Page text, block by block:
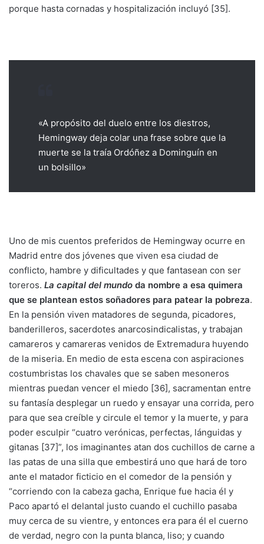
porque hasta cornadas y hospitalización incluyó [35].
«A propósito del duelo entre los diestros,
Hemingway deja colar una frase sobre que la
muerte se la traía Ordóñez a Dominguín en
un bolsillo»
Uno de mis cuentos preferidos de Hemingway ocurre en
Madrid entre dos jóvenes que viven esa ciudad de
conflicto, hambre y dificultades y que fantasean con ser
toreros. La capital del mundo da nombre a esa quimera
que se plantean estos soñadores para patear la pobreza.
En la pensión viven matadores de segunda, picadores,
banderilleros, sacerdotes anarcosindicalistas, y trabajan
camareros y camareras venidos de Extremadura huyendo
de la miseria. En medio de esta escena con aspiraciones
costumbristas los chavales que se saben mesoneros
mientras puedan vencer el miedo [36], sacramentan entre
su fantasía desplegar un ruedo y ensayar una corrida, pero
para que sea creíble y circule el temor y la muerte, y para
poder esculpir “cuatro verónicas, perfectas, lánguidas y
gitanas [37]”, los imaginantes atan dos cuchillos de carne a
las patas de una silla que embestirá uno que hará de toro
ante el matador ficticio en el comedor de la pensión y
“corriendo con la cabeza gacha, Enrique fue hacia él y
Paco apartó el delantal justo cuando el cuchillo pasaba
muy cerca de su vientre, y entonces era para él el cuerno
de verdad, negro con la punta blanca, liso; y cuando